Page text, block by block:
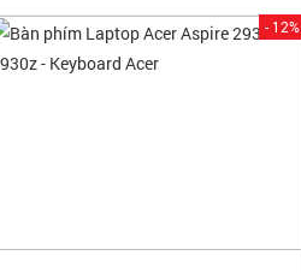
- 12%